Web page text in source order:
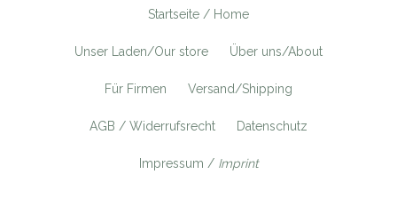
Startseite / Home
Unser Laden/Our store Über uns/About
Für Firmen Versand/Shipping
AGB / Widerrufsrecht Datenschutz
Impressum / Imprint